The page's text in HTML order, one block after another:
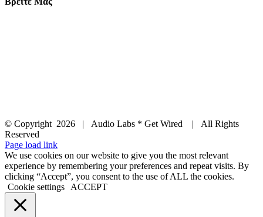
© Copyright 2026 | Audio Labs * Get Wired | All Rights
Reserved
Facebook
Instagram
YouTube
LinkedIn
X
Page load link
We use cookies on our website to give you the most relevant
experience by remembering your preferences and repeat visits. By
clicking “Accept”, you consent to the use of ALL the cookies.
Cookie settings
ACCEPT